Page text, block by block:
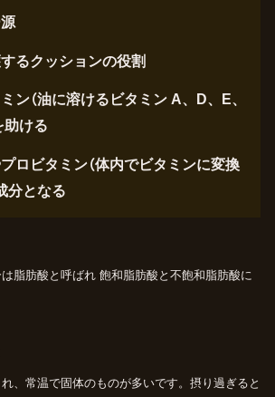
るクッションの役割
ン（油に溶けるビタミン A、D、E、
助ける
ロビタミン（体内でビタミンに変換
分となる
脂肪酸と呼ばれ 飽和脂肪酸と不飽和脂肪酸に
、常温で固体のものが多いです。摂り過ぎると